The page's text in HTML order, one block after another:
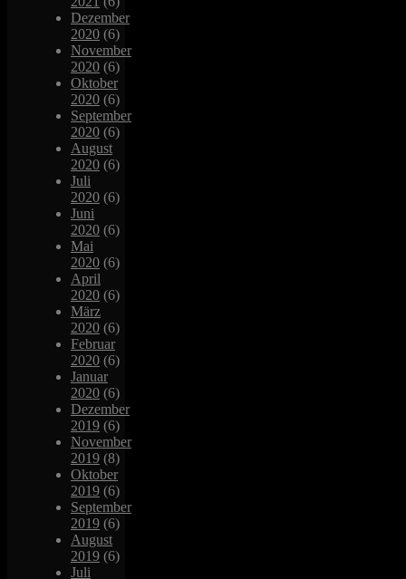
Dezember
2020 (6)
November
2020 (6)
Oktober
2020 (6)
September
2020 (6)
August
2020 (6)
Juli
2020 (6)
Juni
2020 (6)
Mai
2020 (6)
April
2020 (6)
März
2020 (6)
Februar
2020 (6)
Januar
2020 (6)
Dezember
2019 (6)
November
2019 (8)
Oktober
2019 (6)
September
2019 (6)
August
2019 (6)
Juli